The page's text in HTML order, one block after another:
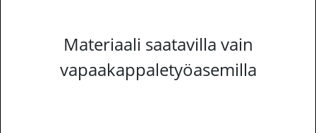
Materiaali saatavilla vain
vapaakappaletyöasemilla